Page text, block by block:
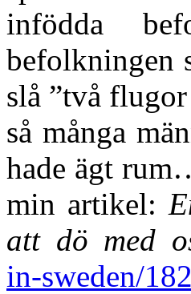
infödda
befolkningen
slå ”två
så många
hade ägt
min artikel:
att dö med
in-sweden/